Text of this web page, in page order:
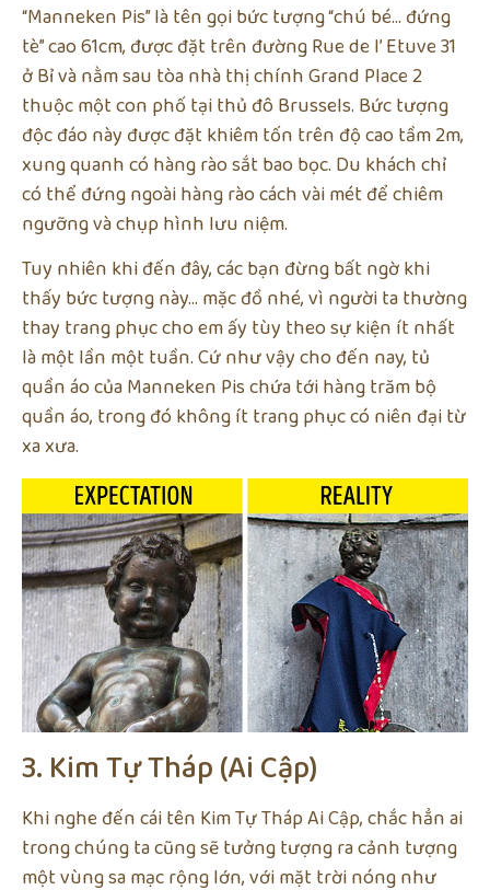
“Manneken Pis” là tên gọi bức tượng “chú bé… đứng
tè” cao 61cm, được đặt trên đường Rue de l’ Etuve 31
ở Bỉ và nằm sau tòa nhà thị chính Grand Place 2
thuộc một con phố tại thủ đô Brussels. Bức tượng
độc đáo này được đặt khiêm tốn trên độ cao tầm 2m,
xung quanh có hàng rào sắt bao bọc. Du khách chỉ
có thể đứng ngoài hàng rào cách vài mét để chiêm
ngưỡng và chụp hình lưu niệm.
Tuy nhiên khi đến đây, các bạn đừng bất ngờ khi
thấy bức tượng này… mặc đồ nhé, vì người ta thường
thay trang phục cho em ấy tùy theo sự kiện ít nhất
là một lần một tuần. Cứ như vậy cho đến nay, tủ
quần áo của Manneken Pis chứa tới hàng trăm bộ
quần áo, trong đó không ít trang phục có niên đại từ
xa xưa.
3. Kim Tự Tháp (Ai Cập)
Khi nghe đến cái tên Kim Tự Tháp Ai Cập, chắc hẳn ai
trong chúng ta cũng sẽ tưởng tượng ra cảnh tượng
một vùng sa mạc rộng lớn, với mặt trời nóng như